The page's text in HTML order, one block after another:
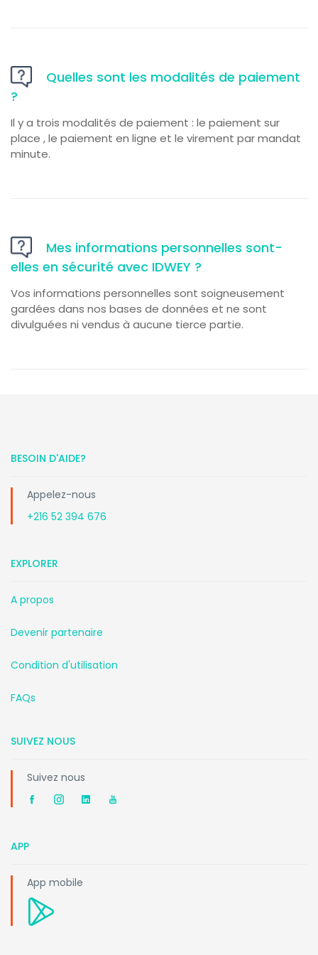
Quelles sont les modalités de paiement
?
Il y a trois modalités de paiement : le paiement sur
place , le paiement en ligne et le virement par mandat
minute.
Mes informations personnelles sont-
elles en sécurité avec IDWEY ?
Vos informations personnelles sont soigneusement
gardées dans nos bases de données et ne sont
divulguées ni vendus à aucune tierce partie.
BESOIN D'AIDE?
Appelez-nous
+216 52 394 676
EXPLORER
A propos
Devenir partenaire
Condition d'utilisation
FAQs
SUIVEZ NOUS
Suivez nous
APP
App mobile